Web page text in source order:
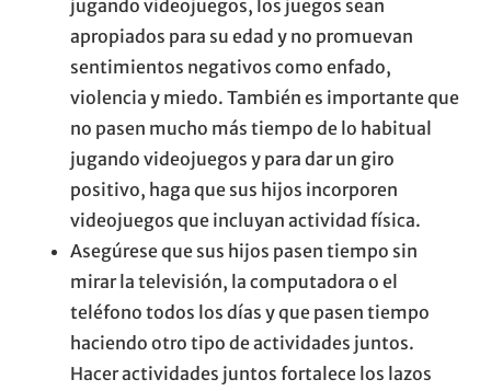
jugando videojuegos, los juegos sean
apropiados para su edad y no promuevan
sentimientos negativos como enfado,
violencia y miedo. También es importante que
no pasen mucho más tiempo de lo habitual
jugando videojuegos y para dar un giro
positivo, haga que sus hijos incorporen
videojuegos que incluyan actividad física.
Asegúrese que sus hijos pasen tiempo sin
mirar la televisión, la computadora o el
teléfono todos los días y que pasen tiempo
haciendo otro tipo de actividades juntos.
Hacer actividades juntos fortalece los lazos